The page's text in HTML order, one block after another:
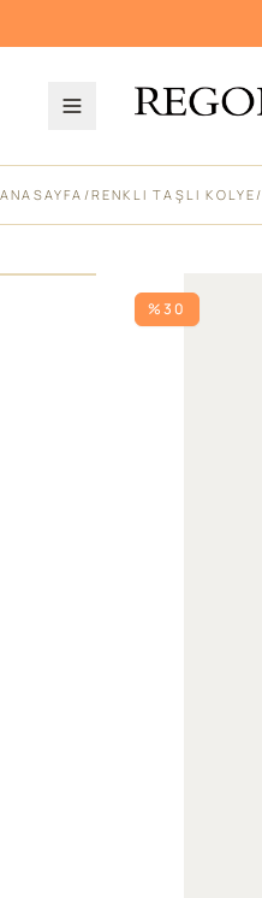
ANASAYFA /RENKLI TAŞLI KOLYE/
%30